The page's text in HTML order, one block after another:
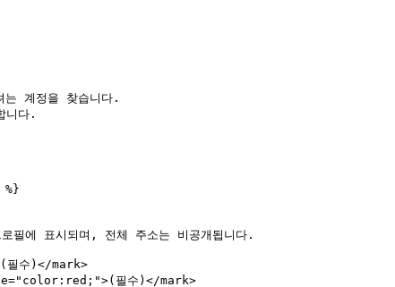
는 계정을 찾습니다.
니다.
에 표시되며, 전체 주소는 비공개됩니다.
수)</mark>
필수)</mark>